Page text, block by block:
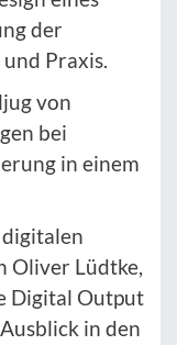
der
Praxis.
von
bei
in einem
Oliver Lüdtke,
Digital Output
in den